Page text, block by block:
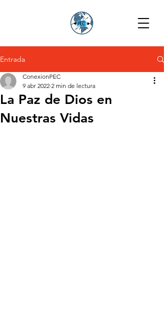
Entrada
La Paz de Dios en
Nuestras Vidas
ConexionPEC
9 abr 2022 2 min de lectura